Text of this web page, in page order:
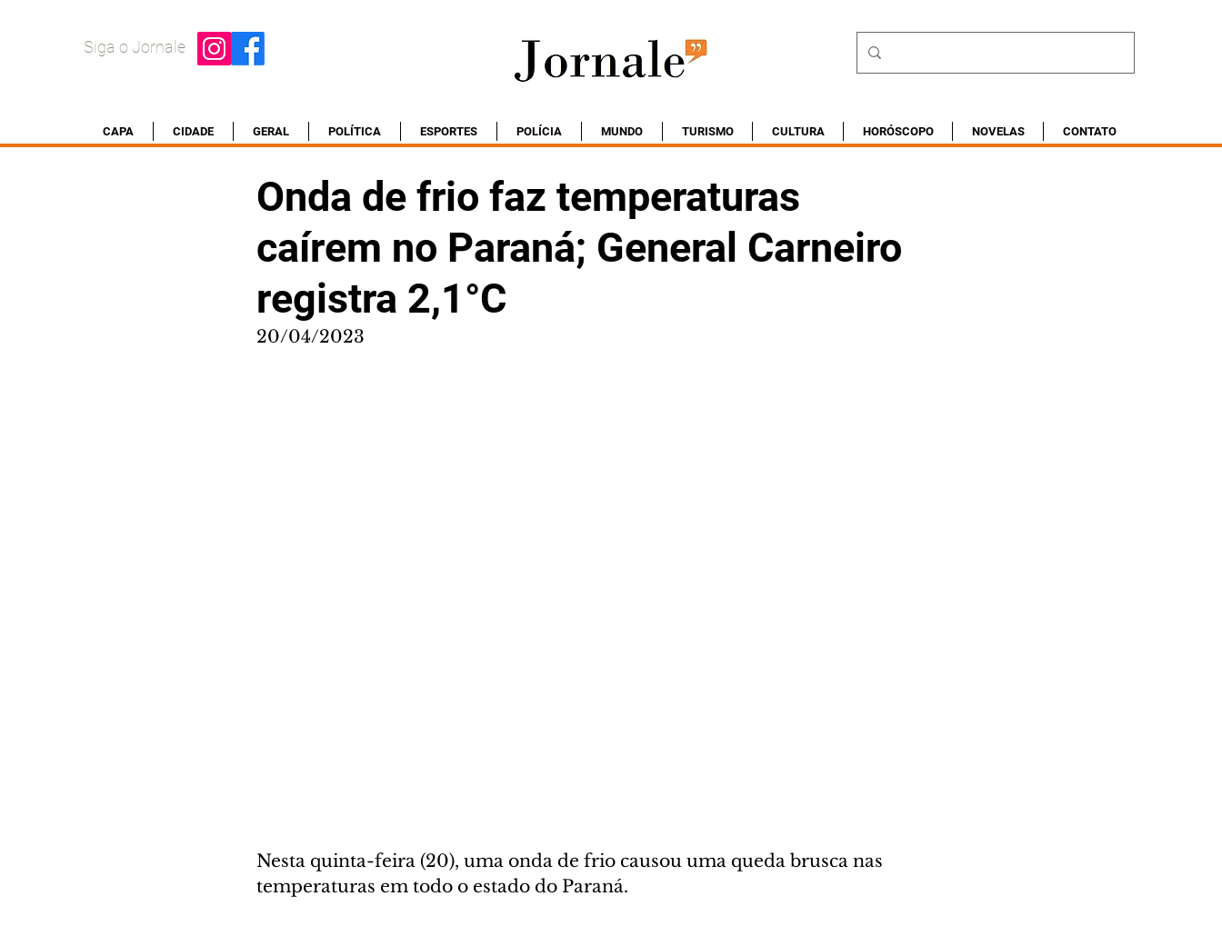
Siga o Jornale
CAPA CIDADE GERAL POLÍTICA ESPORTES POLÍCIA MUNDO TURISMO CULTURA HORÓSCOPO NOVELAS CONTATO
Onda de frio faz temperaturas
caírem no Paraná; General Carneiro
registra 2,1°C
20/04/2023
Nesta quinta-feira (20), uma onda de frio causou uma queda brusca nas
temperaturas em todo o estado do Paraná.